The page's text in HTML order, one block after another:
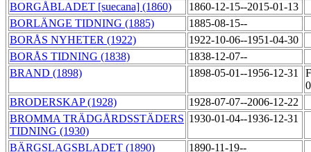
BORGÅBLADET [suecana] (1860)
1860-12-15--2015-01-13
BORLÄNGE TIDNING (1885)
1885-08-15--
BORÅS NYHETER (1922)
1922-10-06--1951-04-30
BORÅS TIDNING (1838)
1838-12-07--
BRAND (1898)
1898-05-01--1956-12-31
BRODERSKAP (1928)
1928-07-07--2006-12-22
BROMMA TRÄDGÅRDSSTÄDERS
TIDNING (1930)
1930-01-04--1936-12-31
BÄRGSLAGSBLADET (1890)
1890-11-19--